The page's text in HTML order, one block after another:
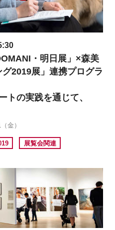
・明日展」×森美
2019展」連携プログラ
トの実践を通じて、
金）
展覧会関連